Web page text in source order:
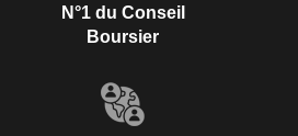
N°1 du Conseil
Boursier